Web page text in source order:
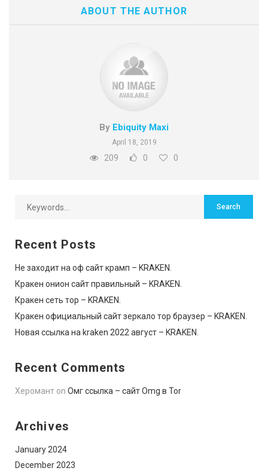
ABOUT THE AUTHOR
By Ebiquity Maxi
April 18, 2019
209 0 0
Recent Posts
Не заходит на оф сайт крамп – KRAKEN.
Кракен онион сайт правильный – KRAKEN.
Кракен сеть тор – KRAKEN.
Кракен официальный сайт зеркало тор браузер – KRAKEN.
Новая ссылка на kraken 2022 август – KRAKEN.
Recent Comments
Херомант on Омг ссылка – сайт Omg в Tor
Archives
January 2024
December 2023